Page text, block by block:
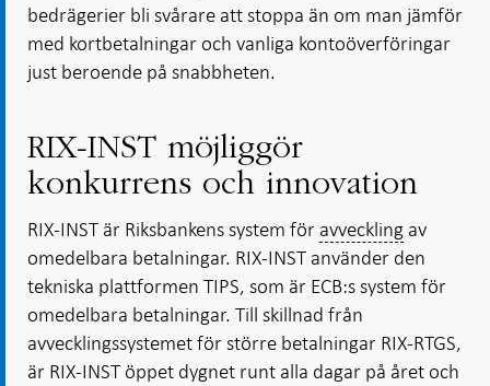
bedrägerier bli svårare att stoppa än om man jämför
med kortbetalningar och vanliga kontoöverföringar
just beroende på snabbheten.
RIX-INST möjliggör
konkurrens och innovation
RIX-INST är Riksbankens system för avveckling av
omedelbara betalningar. RIX-INST använder den
tekniska plattformen TIPS, som är ECB:s system för
omedelbara betalningar. Till skillnad från
avvecklingssystemet för större betalningar RIX-RTGS,
är RIX-INST öppet dygnet runt alla dagar på året och